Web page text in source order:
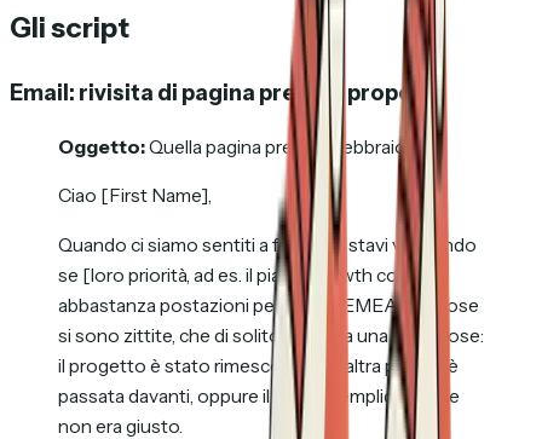
Gli script
Email: rivisita di pagina prezzi o proposta
Oggetto:Quella pagina prezzi di febbraio
Ciao [First Name],
Quando ci siamo sentiti a febbraio, stavi valutando
se [loro priorità, ad es. il piano Growth coprisse
abbastanza postazioni per il team EMEA]. Le cose
si sono zittite, che di solito significa una di tre cose:
il progetto è stato rimescolato, un'altra priorità è
passata davanti, oppure il timing semplicemente
non era giusto.